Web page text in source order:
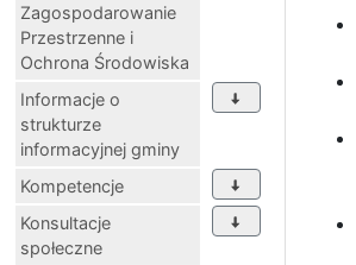
Zagospodarowanie
Przestrzenne i
Ochrona Środowiska
Informacje o
strukturze
informacyjnej gminy
Kompetencje
Konsultacje
społeczne